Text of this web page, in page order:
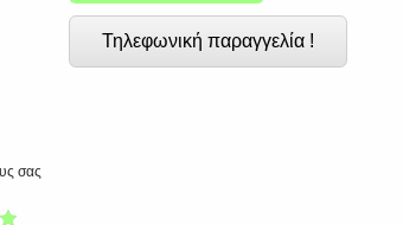
Τηλεφωνική παραγγελία !
σας